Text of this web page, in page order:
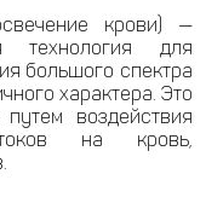
крови) —
технология для
большого спектра
характера. Это
воздействия
на кровь,